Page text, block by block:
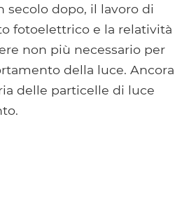
secolo dopo, il lavoro di
fotoelettrico e la relatività
non più necessario per
della luce. Ancora
delle particelle di luce